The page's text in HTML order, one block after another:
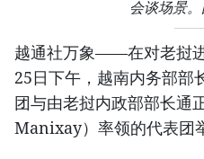
会谈场景
越通社万象——在对老挝
25日下午，越南内务部部
团与由老挝内政部部长通
Manixay）率领的代表团